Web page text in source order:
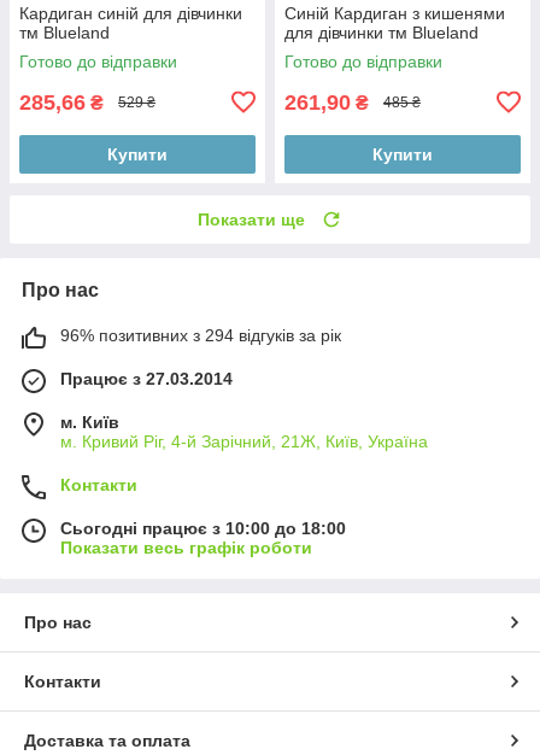
Кардиган синій для дівчинки
тм Blueland
Готово до відправки
285,66 ₴ 529 ₴
Купити
Синій Кардиган з кишенями
для дівчинки тм Blueland
Готово до відправки
261,90 ₴ 485 ₴
Купити
Показати ще
Про нас
96% позитивних з 294 відгуків за рік
Працює з 27.03.2014
м. Київ
м. Кривий Ріг, 4-й Зарічний, 21Ж, Київ, Україна
Контакти
Сьогодні працює з 10:00 до 18:00
Показати весь графік роботи
Про нас
Контакти
Доставка та оплата